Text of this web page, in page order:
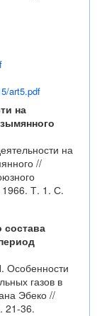
art5.pdf
на
на
//
1966. Т. 1. С.
состава
Особенности
газов в
Эбеко //
21-36.